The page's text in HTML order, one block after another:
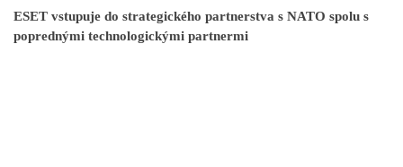
ESET vstupuje do strategického partnerstva s NATO spolu s
poprednými technologickými partnermi